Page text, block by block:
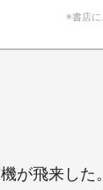
※書店に
が飛来した